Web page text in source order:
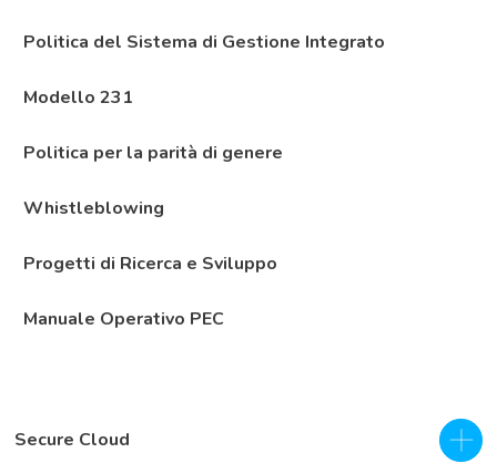
Politica del Sistema di Gestione Integrato
Modello 231
Politica per la parità di genere
Whistleblowing
Progetti di Ricerca e Sviluppo
Manuale Operativo PEC
Secure Cloud